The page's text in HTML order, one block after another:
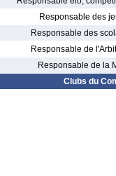
Responsable des
Responsable des
Responsable de
Responsable de la
Clubs du